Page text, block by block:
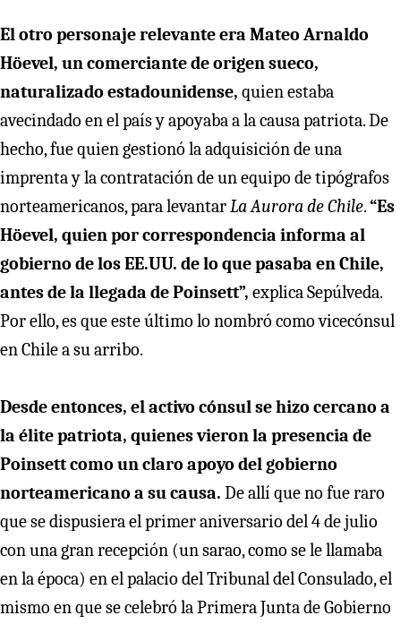
El otro personaje relevante era Mateo Arnaldo
Höevel, un comerciante de origen sueco,
naturalizado estadounidense, quien estaba
avecindado en el país y apoyaba a la causa patriota. De
hecho, fue quien gestionó la adquisición de una
imprenta y la contratación de un equipo de tipógrafos
norteamericanos, para levantarLa Aurora de Chile.“Es
Höevel, quien por correspondencia informa al
gobierno de los EE.UU. de lo que pasaba en Chile,
antes de la llegada de Poinsett”, explica Sepúlveda.
Por ello, es que este último lo nombró como vicecónsul
en Chile a su arribo.
Desde entonces, el activo cónsul se hizo cercano a
la élite patriota, quienes vieron la presencia de
Poinsett como un claro apoyo del gobierno
norteamericano a su causa. De allí que no fue raro
que se dispusiera el primer aniversario del 4 de julio
con una gran recepción (un sarao, como se le llamaba
en la época) en el palacio del Tribunal del Consulado, el
mismo en que se celebró la Primera Junta de Gobierno